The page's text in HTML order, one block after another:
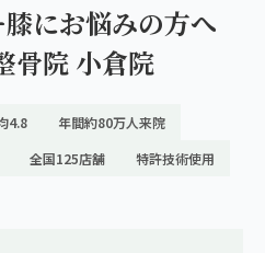
にお悩みの方へ
骨院 小倉院
4.8
年間約80万人来院
全国125店舗 特許技術使用